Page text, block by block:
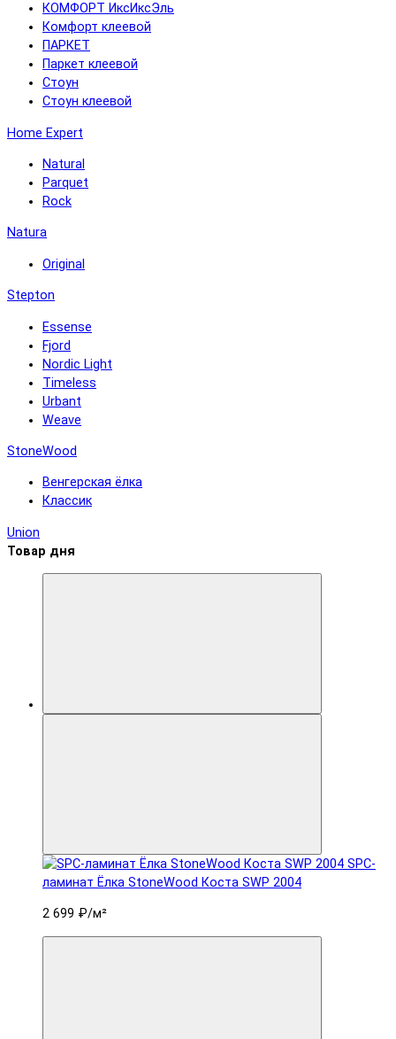
КОМФОРТ ИксИксЭль
Комфорт клеевой
ПАРКЕТ
Паркет клеевой
Стоун
Стоун клеевой
Home Expert
Natural
Parquet
Rock
Natura
Original
Stepton
Essense
Fjord
Nordic Light
Timeless
Urbant
Weave
StoneWood
Венгерская ёлка
Классик
Union
Товар дня
SPC-
ламинат Ëлка StoneWood Коста SWP 2004
2 699 ₽/м²